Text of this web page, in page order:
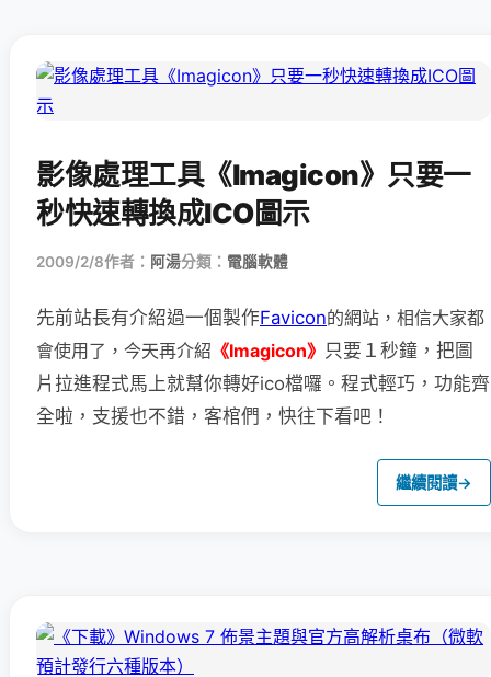
影像處理工具《Imagicon》只要一
秒快速轉換成ICO圖示
2009/2/8作者： 阿湯分類： 電腦軟體
先前站長有介紹過一個製作Favicon的網站，相信大家都
會使用了， 今天再介紹 《Imagicon》 只要１秒鐘，把圖
片拉進程式馬上就幫你轉好ico檔囉。程式輕巧，功能齊
全啦，支援也不錯，客棺們，快往下看吧！
繼續閱讀→